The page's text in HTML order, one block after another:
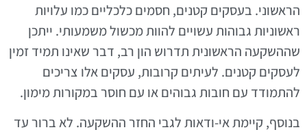
הראשוני. בעסקים קטנים, חסמים כלכליים כמו עלויות
ראשוניות גבוהות עשויים להוות מכשול משמעותי. ייתכן
שההשקעה הראשונית תדרוש הון רב, דבר שאינו תמיד זמין
לעסקים קטנים. לעיתים קרובות, עסקים אלו צריכים
להתמודד עם חובות גבוהים או עם חוסר במקורות מימון.
בנוסף, קיימת אי-ודאות לגבי החזר ההשקעה. לא ברור עד